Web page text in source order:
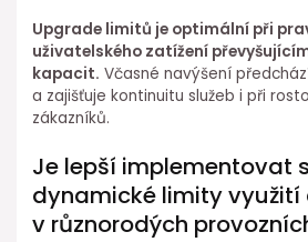
Upgrade limitů je optimální při
uživatelského zatížení
kapacit. Včasné⁤ navýšení
a zajišťuje⁢ kontinuitu služeb i při
zákazníků.
Je lepší implementovat
dynamické limity využití
v různorodých